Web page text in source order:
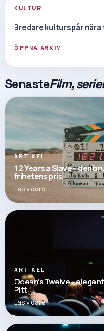
KULTUR
Bredare kulturspår nära
ÖPPNA ARKIV
SenasteFilm,
ARTIKEL
12 Years a Slave – den
frihetens pris
Läs vidare
ARTIKEL
Ocean’s Twelve –
Pitt
Läs vidare